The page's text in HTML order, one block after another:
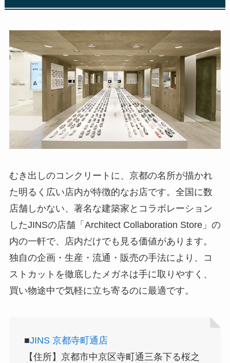
むき出しのコンクリートに、京都の名所が描かれ
た明るく広い店内が特徴的なお店です。全国に数
店舗しかない、著名な建築家とコラボレーション
したJINSの店舗「Architect Collaboration Store」の
内の一軒で、店内だけでも見る価値があります。
独自の企画・生産・流通・販売の手法により、コ
ストカットを徹底したメガネは手に取りやすく、
買い物途中で気軽に立ち寄るのに最適です。
■JINS 京都寺町通店
【住所】京都市中京区寺町通三条下る桜之